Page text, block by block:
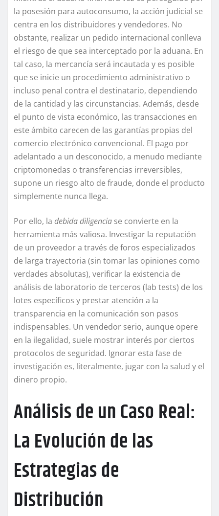
la posesión para autoconsumo, la acción judicial se
centra en los distribuidores y vendedores. No
obstante, realizar un pedido internacional conlleva
el riesgo de que sea interceptado por la aduana. En
tal caso, la mercancía será incautada y es posible
que se inicie un procedimiento administrativo o
incluso penal contra el destinatario, dependiendo
de la cantidad y las circunstancias. Además, desde
el punto de vista económico, las transacciones en
este ámbito carecen de las garantías propias del
comercio electrónico convencional. El pago por
adelantado a un desconocido, a menudo mediante
criptomonedas o transferencias irreversibles,
supone un riesgo alto de fraude, donde el producto
simplemente nunca llega.
Por ello, la debida diligencia se convierte en la
herramienta más valiosa. Investigar la reputación
de un proveedor a través de foros especializados
de larga trayectoria (sin tomar las opiniones como
verdades absolutas), verificar la existencia de
análisis de laboratorio de terceros (lab tests) de los
lotes específicos y prestar atención a la
transparencia en la comunicación son pasos
indispensables. Un vendedor serio, aunque opere
en la ilegalidad, suele mostrar interés por ciertos
protocolos de seguridad. Ignorar esta fase de
investigación es, literalmente, jugar con la salud y el
dinero propio.
Análisis de un Caso Real:
La Evolución de las
Estrategias de
Distribución